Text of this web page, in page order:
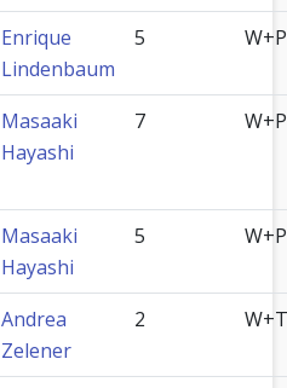
Enrique
Lindenbaum
5 W+P
Masaaki
Hayashi
7 W+P
Masaaki
Hayashi
5 W+P
Andrea
Zelener
2 W+T